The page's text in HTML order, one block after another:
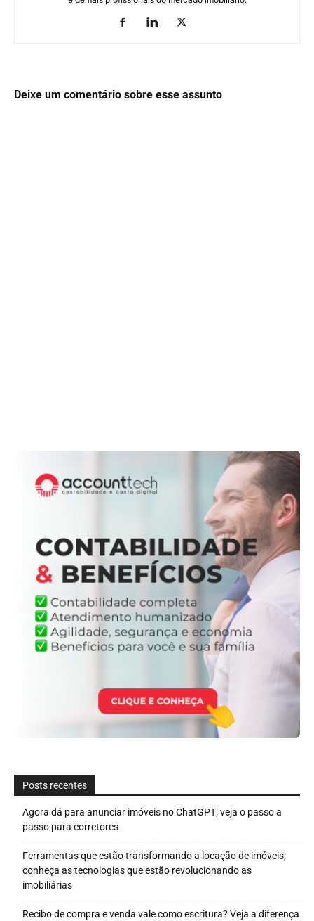
Deixe um comentário sobre esse assunto
Posts recentes
Agora dá para anunciar imóveis no ChatGPT; veja o passo a
passo para corretores
Ferramentas que estão transformando a locação de imóveis;
conheça as tecnologias que estão revolucionando as
imobiliárias
Recibo de compra e venda vale como escritura? Veja a diferença